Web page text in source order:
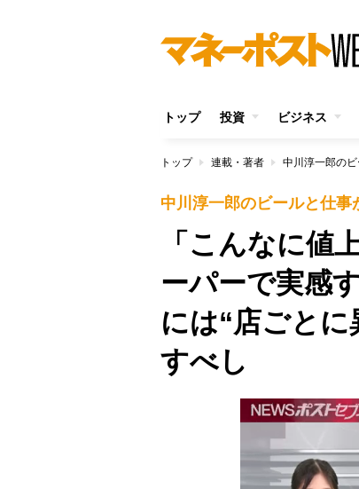
トップ 投資 ビジネス
トップ 連載・著者 中川淳一郎の
中川淳一郎のビールと仕事
「こんなに値
ーパーで実感
には“店ごと
すべし